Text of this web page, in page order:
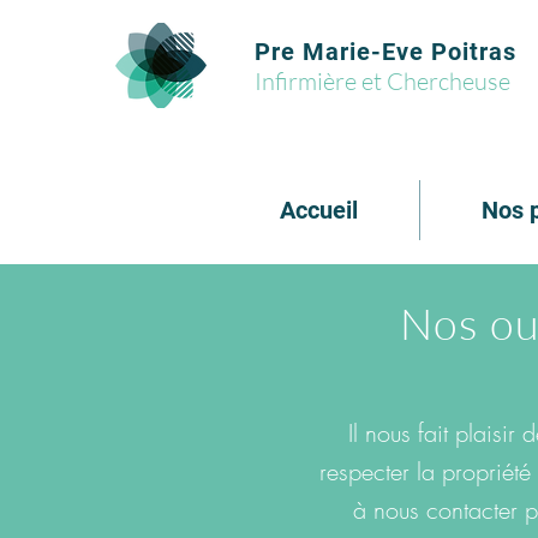
Pre Marie-Eve Poitras
Infirmière et Chercheuse
Accueil Nos
Nos
Il nous fait plaisir
respecter la
à nous contacter